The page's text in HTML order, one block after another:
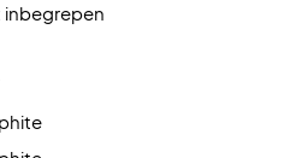
inbegrepen